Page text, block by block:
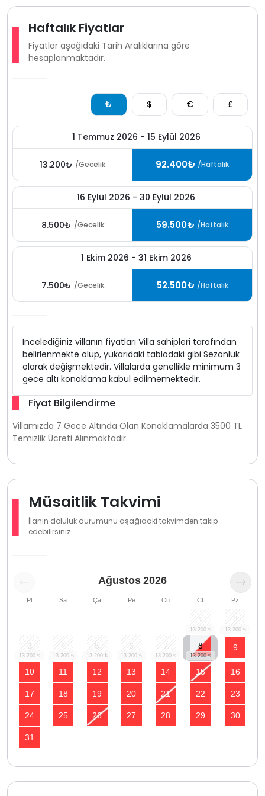
Haftalık Fiyatlar
Fiyatlar aşağıdaki Tarih Aralıklarına göre
hesaplanmaktadır.
₺ $ € £
1 Temmuz 2026 - 15 Eylül 2026
13.200₺ /Gecelik 92.400₺ /Haftalık
16 Eylül 2026 - 30 Eylül 2026
8.500₺ /Gecelik 59.500₺ /Haftalık
1 Ekim 2026 - 31 Ekim 2026
7.500₺ /Gecelik 52.500₺ /Haftalık
İncelediğiniz villanın fiyatları Villa sahipleri tarafından
belirlenmekte olup, yukarıdaki tablodaki gibi Sezonluk
olarak değişmektedir. Villalarda genellikle minimum 3
gece altı konaklama kabul edilmemektedir.
Fiyat Bilgilendirme
Villamızda 7 Gece Altında Olan Konaklamalarda 3500 TL
Temizlik Ücreti Alınmaktadır.
Müsaitlik Takvimi
İlanın doluluk durumunu aşağıdaki takvimden takip
edebilirsiniz.
Ağustos 2026
Pt Sa Ça Pe Cu Ct Pz
1 2
3 4 5 6 7 8 9
10 11 12 13 14 15 16
17 18 19 20 21 22 23
24 25 26 27 28 29 30
31